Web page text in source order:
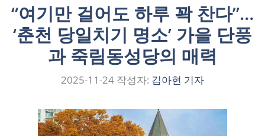
“여기만 걸어도 하루 꽉 찬다”…
‘춘천 당일치기 명소’ 가을 단풍
과 죽림동성당의 매력
2025-11-24 작성자: 김아현 기자